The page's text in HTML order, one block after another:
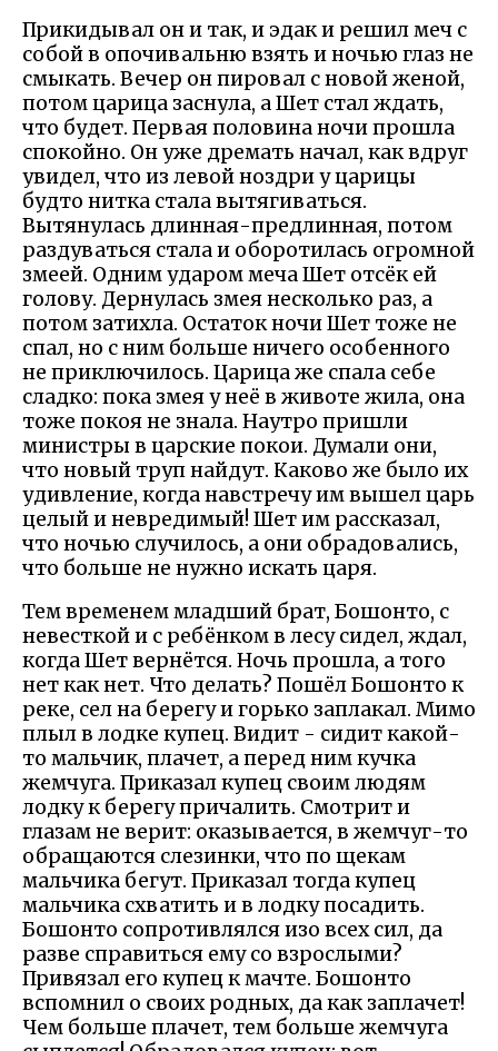
Прикидывал он и так, и эдак и решил меч с
собой в опочивальню взять и ночью глаз не
смыкать. Вечер он пировал с новой женой,
потом царица заснула, а Шет стал ждать,
что будет. Первая половина ночи прошла
спокойно. Он уже дремать начал, как вдруг
увидел, что из левой ноздри у царицы
будто нитка стала вытягиваться.
Вытянулась длинная-предлинная, потом
раздуваться стала и оборотилась огромной
змеей. Одним ударом меча Шет отсёк ей
голову. Дернулась змея несколько раз, а
потом затихла. Остаток ночи Шет тоже не
спал, но с ним больше ничего особенного
не приключилось. Царица же спала себе
сладко: пока змея у неё в животе жила, она
тоже покоя не знала. Наутро пришли
министры в царские покои. Думали они,
что новый труп найдут. Каково же было их
удивление, когда навстречу им вышел царь
целый и невредимый! Шет им рассказал,
что ночью случилось, а они обрадовались,
что больше не нужно искать царя.
Тем временем младший брат, Бошонто, с
невесткой и с ребёнком в лесу сидел, ждал,
когда Шет вернётся. Ночь прошла, а того
нет как нет. Что делать? Пошёл Бошонто к
реке, сел на берегу и горько заплакал. Мимо
плыл в лодке купец. Видит - сидит какой-
то мальчик, плачет, а перед ним кучка
жемчуга. Приказал купец своим людям
лодку к берегу причалить. Смотрит и
глазам не верит: оказывается, в жемчуг-то
обращаются слезинки, что по щекам
мальчика бегут. Приказал тогда купец
мальчика схватить и в лодку посадить.
Бошонто сопротивлялся изо всех сил, да
разве справиться ему со взрослыми?
Привязал его купец к мачте. Бошонто
вспомнил о своих родных, да как заплачет!
Чем больше плачет, тем больше жемчуга